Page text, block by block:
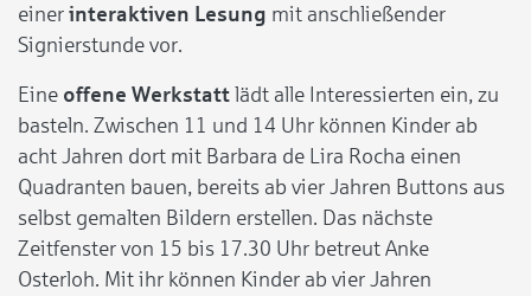
einer interaktiven Lesung mit anschließender
Signierstunde vor.
Eine offene Werkstatt lädt alle Interessierten ein, zu
basteln. Zwischen 11 und 14 Uhr können Kinder ab
acht Jahren dort mit Barbara de Lira Rocha einen
Quadranten bauen, bereits ab vier Jahren Buttons aus
selbst gemalten Bildern erstellen. Das nächste
Zeitfenster von 15 bis 17.30 Uhr betreut Anke
Osterloh. Mit ihr können Kinder ab vier Jahren